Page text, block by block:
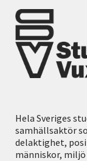
Hela Sveriges
samhällsaktör
delaktighet,
människor,